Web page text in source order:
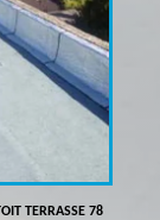
TERRASSE 78